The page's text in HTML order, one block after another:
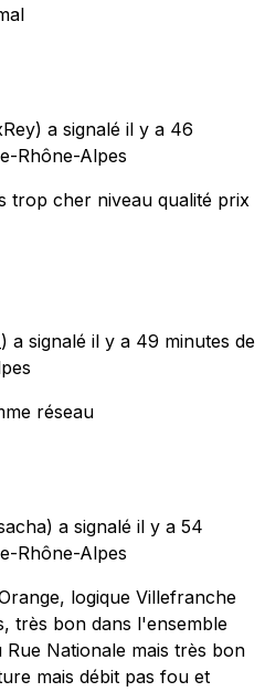
a signalé il y a 46
Rhône-Alpes
trop cher niveau qualité prix
a signalé il y a 49 minutes de
réseau
a signalé il y a 54
Rhône-Alpes
logique Villefranche
très bon dans l'ensemble
Nationale mais très bon
mais débit pas fou et